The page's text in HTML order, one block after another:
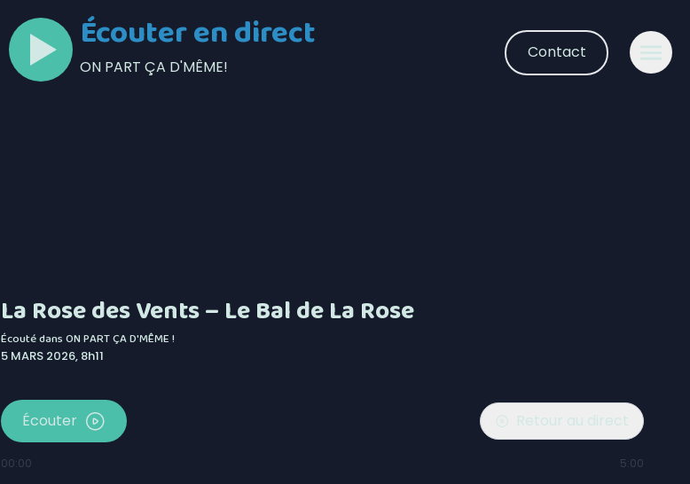
Écouter en direct
ON PART ÇA D'MÊME!
Contact
La Rose des Vents – Le Bal de La Rose
Écouté dansON PART ÇA D'MÊME !
5 MARS 2026, 8h11
Écouter Retour au direct
00:00 5:00